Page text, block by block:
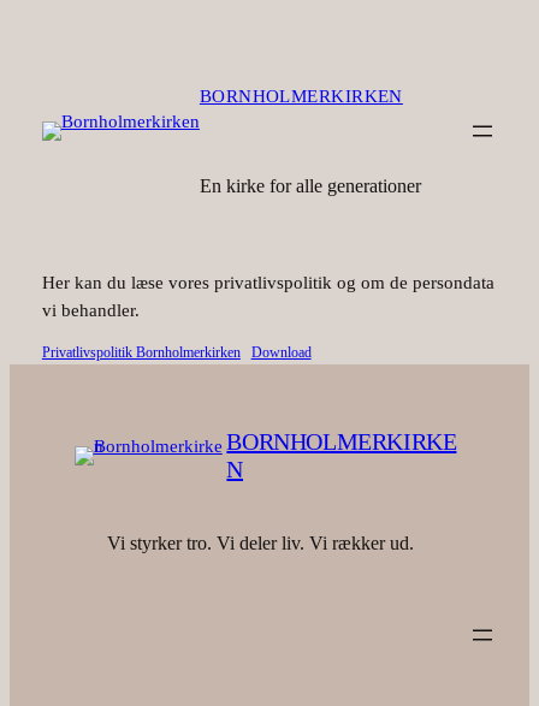
BORNHOLMERKIRKEN
En kirke for alle generationer
Her kan du læse vores privatlivspolitik og om de persondata
vi behandler.
Privatlivspolitik Bornholmerkirken Download
BORNHOLMERKIRKE
N
Vi styrker tro. Vi deler liv. Vi rækker ud.